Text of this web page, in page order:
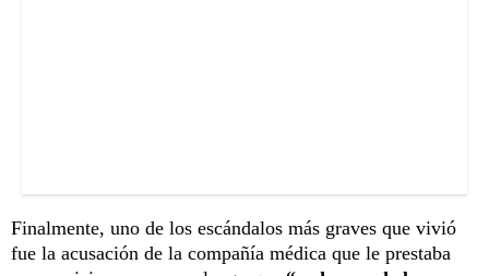
Finalmente, uno de los escándalos más graves que vivió
fue la acusación de la compañía médica que le prestaba